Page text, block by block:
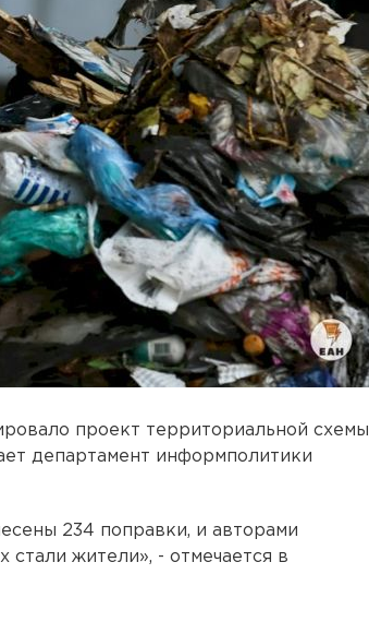
проект территориальной схемы
департамент информполитики
234 поправки, и авторами
жители», - отмечается в